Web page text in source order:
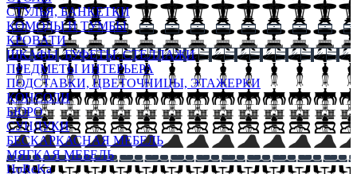
СТУЛЬЯ, БАНКЕТКИ
КОМОДЫ И ТУМБЫ
КРОВАТИ
ШКАФЫ, БУФЕТЫ, СТЕЛЛАЖИ
ПРЕДМЕТЫ ИНТЕРЬЕРА
ПОДСТАВКИ, ЦВЕТОЧНИЦЫ, ЭТАЖЕРКИ
КОНСОЛИ
БЮРО
СУНДУКИ
БЕСКАРКАСНАЯ МЕБЕЛЬ
МЯГКАЯ МЕБЕЛЬ
HoReKa